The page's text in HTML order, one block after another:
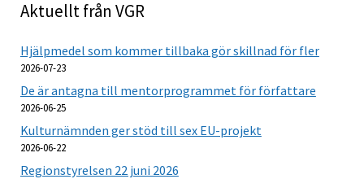
Aktuellt från VGR
Hjälpmedel som kommer tillbaka gör skillnad för fler
2026-07-23
De är antagna till mentorprogrammet för författare
2026-06-25
Kulturnämnden ger stöd till sex EU-projekt
2026-06-22
Regionstyrelsen 22 juni 2026